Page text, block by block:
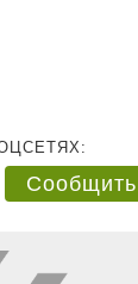
Сообщить